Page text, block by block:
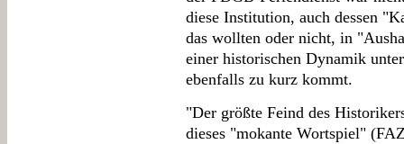
diese Institution, auch dessen
das wollten oder nicht, in
einer historischen Dynamik
ebenfalls zu kurz kommt.
"Der größte Feind des
dieses "mokante Wortspiel"